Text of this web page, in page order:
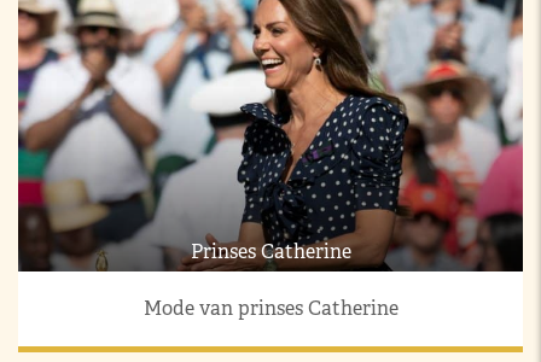
Prinses Catherine
Mode van prinses Catherine